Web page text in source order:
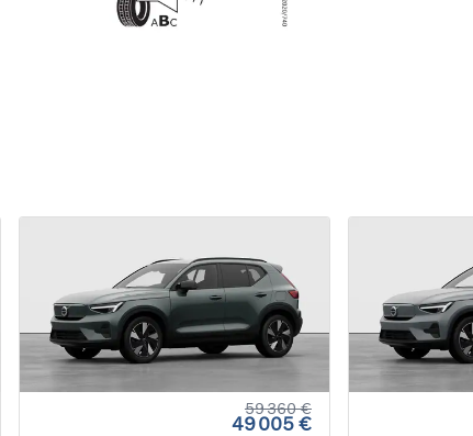
59 360 €
49 005 €